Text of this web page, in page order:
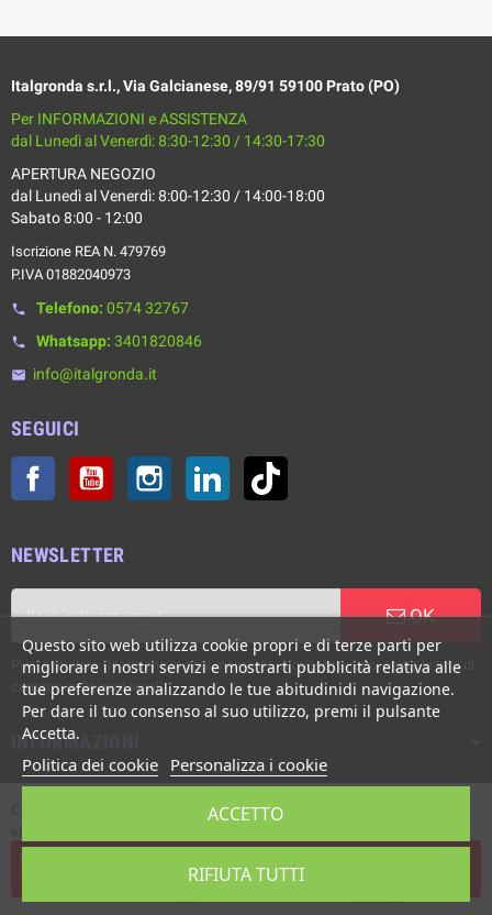
Italgronda s.r.l., Via Galcianese, 89/91 59100 Prato (PO)
Per INFORMAZIONI e ASSISTENZA
dal Lunedì al Venerdì: 8:30-12:30 / 14:30-17:30
APERTURA NEGOZIO
dal Lunedì al Venerdì: 8:00-12:30 / 14:00-18:00
Sabato 8:00 - 12:00
Iscrizione REA N. 479769
P.IVA 01882040973
phone Telefono: 0574 32767
phone Whatsapp: 3401820846
email info@italgronda.it
SEGUICI
Facebook YouTube Instagram LinkedIn
NEWSLETTER
OK
Puoi annullare l'iscrizione in ogni momento. A questo scopo, cerca le info di
contatto nelle note legali.
INFORMAZIONI
Questo sito web utilizza cookie propri e di terze parti per
migliorare i nostri servizi e mostrarti pubblicità relativa alle
tue preferenze analizzando le tue abitudinidi navigazione.
Per dare il tuo consenso al suo utilizzo, premi il pulsante
Accetta.
Politica dei cookie Personalizza i cookie
RIFIUTA TUTTI
ACCETTO
Copyright © Italgronda s.r.l. 2002/2026. Tutti i diritti sono riservati. E'
Powered by Giotto s.r.l.